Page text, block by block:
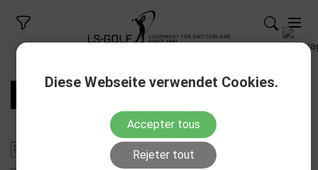
Diese Webseite verwendet Cookies.
Accepter tous
Rejeter tout